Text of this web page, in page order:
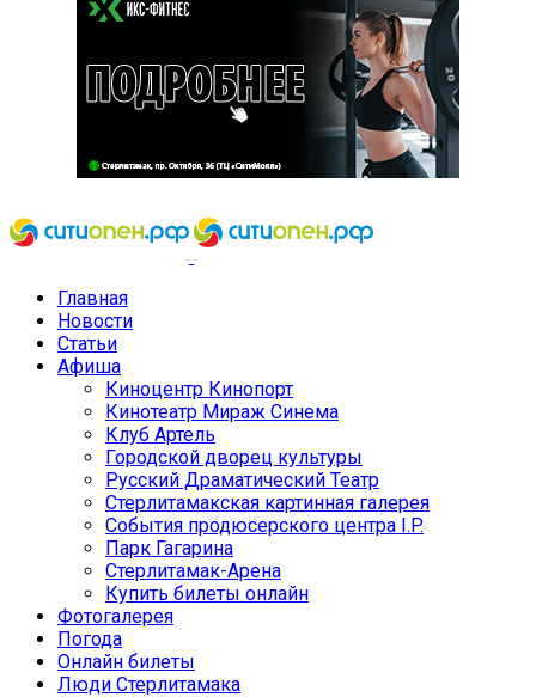
Главная
Новости
Статьи
Афиша
Киноцентр Кинопорт
Кинотеатр Мираж Синема
Клуб Артель
Городской дворец культуры
Русский Драматический Театр
Стерлитамакская картинная галерея
События продюсерского центра I.P.
Парк Гагарина
Стерлитамак-Арена
Купить билеты онлайн
Фотогалерея
Погода
Онлайн билеты
Люди Стерлитамака